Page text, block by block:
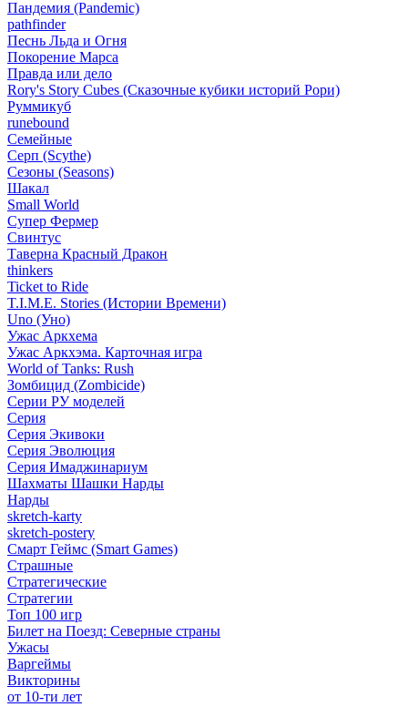
Пандемия (Pandemic)
pathfinder
Песнь Льда и Огня
Покорение Марса
Правда или дело
Rory's Story Cubes (Сказочные кубики историй Рори)
Руммикуб
runebound
Семейные
Серп (Scythe)
Сезоны (Seasons)
Шакал
Small World
Супер Фермер
Свинтус
Таверна Красный Дракон
thinkers
Ticket to Ride
T.I.M.E. Stories (Истории Времени)
Uno (Уно)
Ужас Аркхема
Ужас Аркхэма. Карточная игра
World of Tanks: Rush
Зомбицид (Zombicide)
Серии РУ моделей
Серия
Серия Экивоки
Серия Эволюция
Серия Имаджинариум
Шахматы Шашки Нарды
Нарды
skretch-karty
skretch-postery
Смарт Геймс (Smart Games)
Страшные
Стратегические
Стратегии
Топ 100 игр
Билет на Поезд: Северные страны
Ужасы
Варгеймы
Викторины
от 10-ти лет